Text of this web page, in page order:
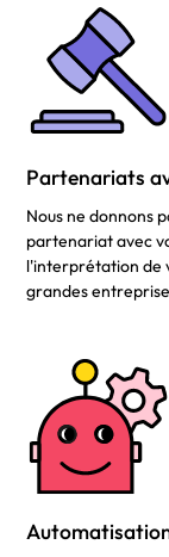
Partenariats
Nous ne donnons
partenariat avec
l'interprétation de
grandes